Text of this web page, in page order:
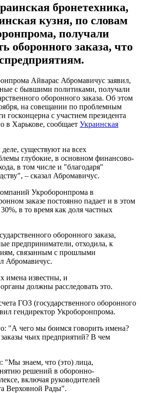
бронетехника,
кузня, по словам
получали
оборонного заказа, что
Айварас Абромавичус заявил,
с бывшими политиками, получали
оборонного заказа. Об этом
на совещании по проблемным
госконцерна с участием президента
в Харькове, сообщает Украинская
существуют на всех
глубокие, в основном финансово-
в том числе и "благодаря"
– сказал Абромавичус.
Укроборонпрома в
заказе постоянно падает и в этом
в то время как доля частных
оборонного заказа,
предприниматели, отходила, к
связанным с прошлыми
Абромавичус.
имена известны, и
должны расследовать это.
ГОЗ (государственного оборонного
гендиректор Укроборонпрома.
"А чего мы боимся говорить имена?
чьих предприятий? В чем
"Мы знаем, что (это) лица,
решений в оборонно-
включая руководителей
Верховной Рады".